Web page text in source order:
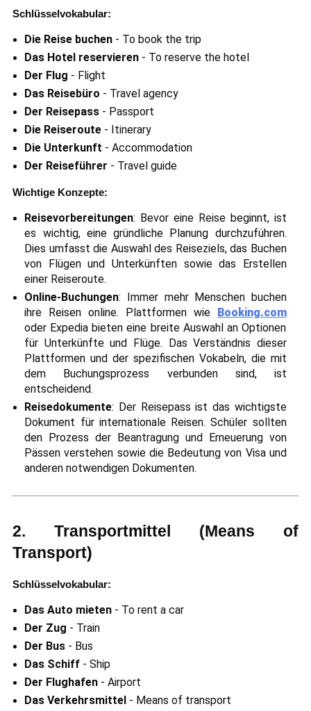
Schlüsselvokabular:
Die Reise buchen - To book the trip
Das Hotel reservieren - To reserve the hotel
Der Flug - Flight
Das Reisebüro - Travel agency
Der Reisepass - Passport
Die Reiseroute - Itinerary
Die Unterkunft - Accommodation
Der Reiseführer - Travel guide
Wichtige Konzepte:
Reisevorbereitungen: Bevor eine Reise beginnt, ist
es wichtig, eine gründliche Planung durchzuführen.
Dies umfasst die Auswahl des Reiseziels, das Buchen
von Flügen und Unterkünften sowie das Erstellen
einer Reiseroute.
Online-Buchungen: Immer mehr Menschen buchen
ihre Reisen online. Plattformen wie Booking.com
oder Expedia bieten eine breite Auswahl an Optionen
für Unterkünfte und Flüge. Das Verständnis dieser
Plattformen und der spezifischen Vokabeln, die mit
dem Buchungsprozess verbunden sind, ist
entscheidend.
Reisedokumente: Der Reisepass ist das wichtigste
Dokument für internationale Reisen. Schüler sollten
den Prozess der Beantragung und Erneuerung von
Pässen verstehen sowie die Bedeutung von Visa und
anderen notwendigen Dokumenten.
2. Transportmittel (Means of
Transport)
Schlüsselvokabular:
Das Auto mieten - To rent a car
Der Zug - Train
Der Bus - Bus
Das Schiff - Ship
Der Flughafen - Airport
Das Verkehrsmittel - Means of transport